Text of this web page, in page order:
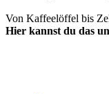
Von Kaffeelöffel bis
Hier kannst du das